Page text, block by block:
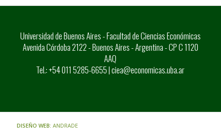
Universidad de Buenos Aires - Facultad de Ciencias Económicas
Avenida Córdoba 2122 - Buenos Aires - Argentina - CP C 1120
AAQ
Tel.: +54 011 5285-6655 |ciea@economicas.uba.ar
DISEÑO WEB: ANDRADE